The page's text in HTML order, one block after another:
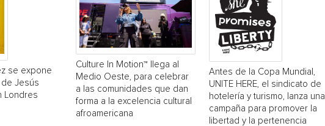
se expone
de Jesús
Londres
Culture In Motion™ llega al
Medio Oeste, para celebrar
a las comunidades que dan
forma a la excelencia cultural
afroamericana
Antes de la Copa Mundial,
UNITE HERE, el sindicato de
hotelería y turismo, lanza una
campaña para promover la
libertad y la pertenencia